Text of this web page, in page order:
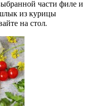
части филе и
из курицы
на стол.